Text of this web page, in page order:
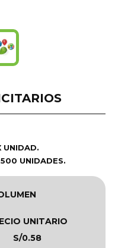
UNIDAD.
UNIDADES.
UNITARIO
S/0.58